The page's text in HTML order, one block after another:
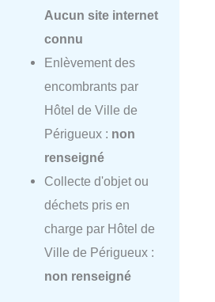
Aucun site internet
connu
Enlèvement des
encombrants par
Hôtel de Ville de
Périgueux : non
renseigné
Collecte d'objet ou
déchets pris en
charge par Hôtel de
Ville de Périgueux :
non renseigné